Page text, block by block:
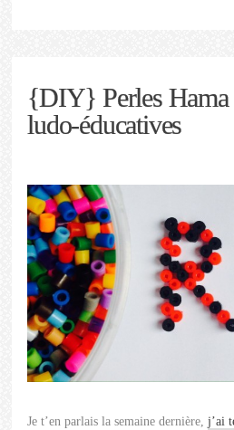
{DIY} Perles Hama
ludo-éducatives
Je t’en parlais la semaine dernière,j’ai